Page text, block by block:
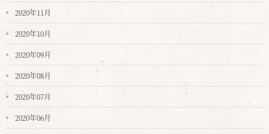
2020年11月
2020年10月
2020年09月
2020年08月
2020年07月
2020年06月